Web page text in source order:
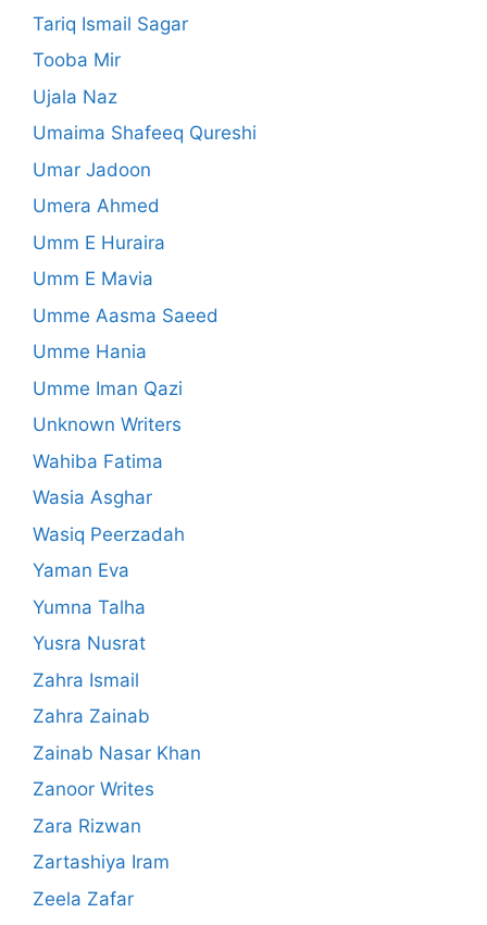
Tariq Ismail Sagar
Tooba Mir
Ujala Naz
Umaima Shafeeq Qureshi
Umar Jadoon
Umera Ahmed
Umm E Huraira
Umm E Mavia
Umme Aasma Saeed
Umme Hania
Umme Iman Qazi
Unknown Writers
Wahiba Fatima
Wasia Asghar
Wasiq Peerzadah
Yaman Eva
Yumna Talha
Yusra Nusrat
Zahra Ismail
Zahra Zainab
Zainab Nasar Khan
Zanoor Writes
Zara Rizwan
Zartashiya Iram
Zeela Zafar